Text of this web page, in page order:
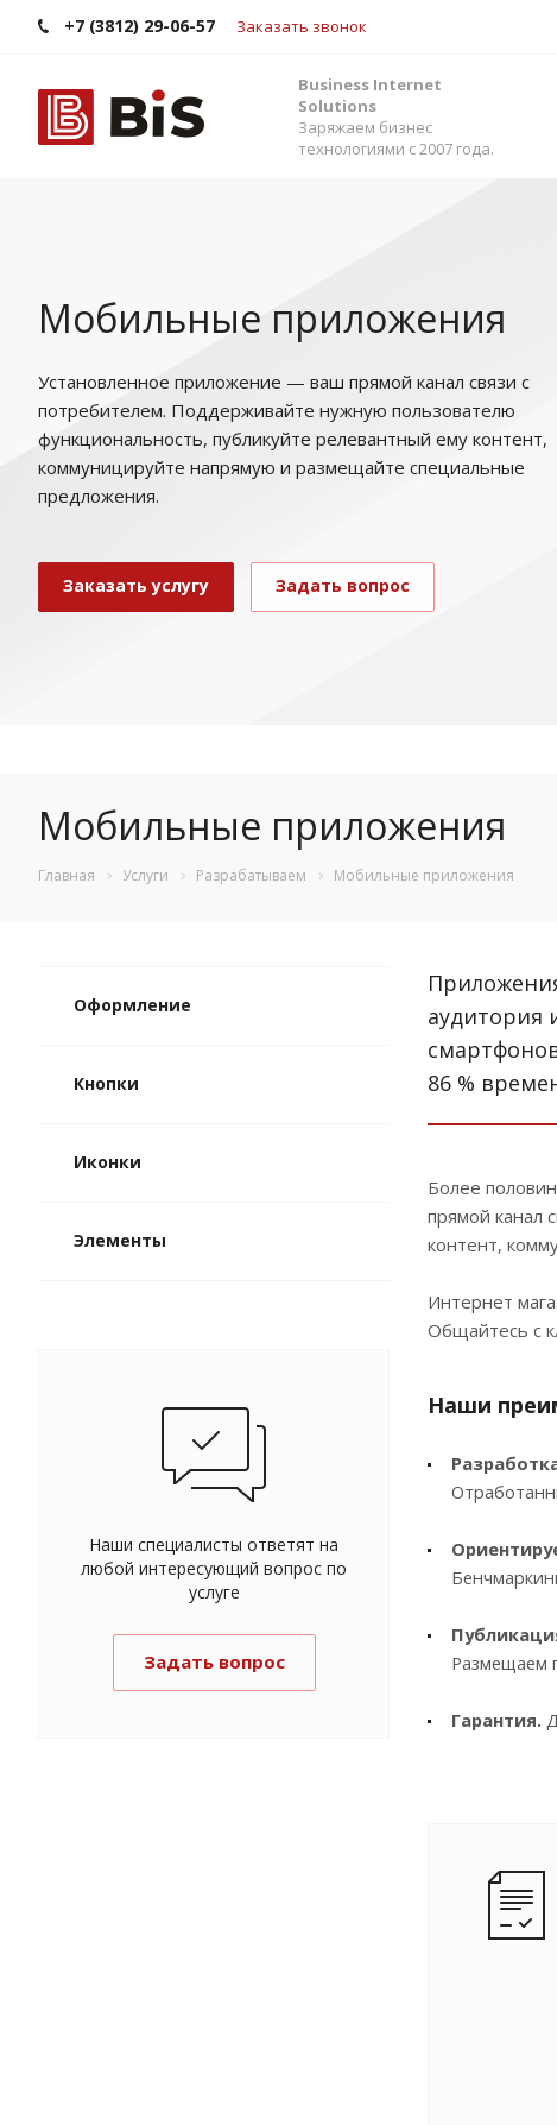
+7 (3812) 29-06-57 Заказать звонок
Business Internet
Solutions
Заряжаем бизнес
технологиями с 2007 года.
Мобильные приложения
Установленное приложение — ваш прямой канал связи с
потребителем. Поддерживайте нужную пользователю
функциональность, публикуйте релевантный ему контент,
коммуницируйте напрямую и размещайте специальные
предложения.
Заказать услугу Задать вопрос
Мобильные приложения
Главная Услуги Разрабатываем Мобильные приложения
Оформление
Кнопки
Иконки
Элементы
Наши специалисты ответят на
любой интересующий вопрос по
услуге
Задать вопрос
аудитория
86 %
Более
прямой канал
контент,
Интернет
Общайтесь с
Наши
Размещаем
Гарантия.